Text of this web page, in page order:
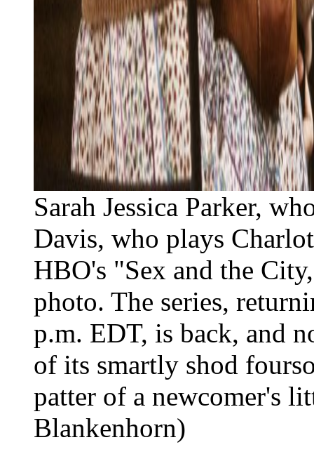
Sarah Jessica Parker,
Davis, who plays
HBO's "Sex and the
photo. The series,
p.m. EDT, is back, and
of its smartly shod
patter of a newcomer's
Blankenhorn)